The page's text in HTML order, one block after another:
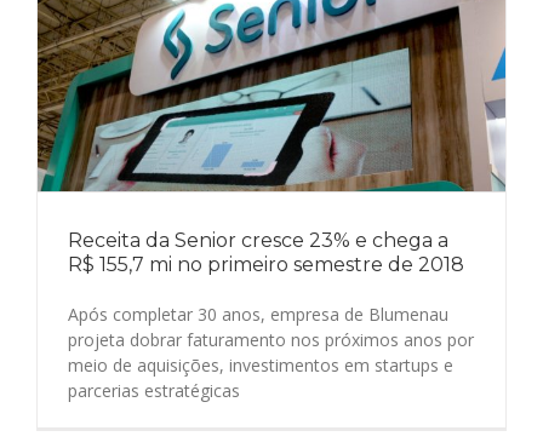
Receita da Senior cresce 23% e chega a
R$ 155,7 mi no primeiro semestre de 2018
Após completar 30 anos, empresa de Blumenau
projeta dobrar faturamento nos próximos anos por
meio de aquisições, investimentos em startups e
parcerias estratégicas